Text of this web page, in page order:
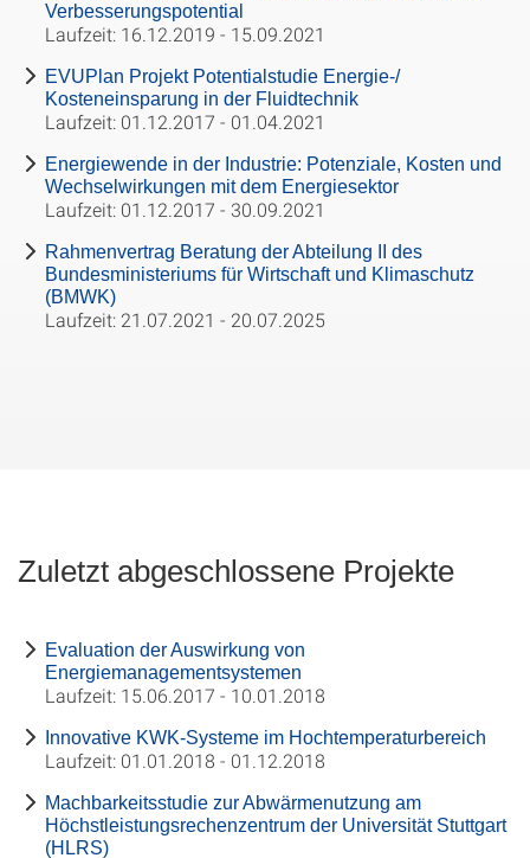
Verbesserungspotential
Laufzeit: 16.12.2019 - 15.09.2021
EVUPlan Projekt Potentialstudie Energie-/
Kosteneinsparung in der Fluidtechnik
Laufzeit: 01.12.2017 - 01.04.2021
Energiewende in der Industrie: Potenziale, Kosten und
Wechselwirkungen mit dem Energiesektor
Laufzeit: 01.12.2017 - 30.09.2021
Rahmenvertrag Beratung der Abteilung II des
Bundesministeriums für Wirtschaft und Klimaschutz
(BMWK)
Laufzeit: 21.07.2021 - 20.07.2025
Zuletzt abgeschlossene Projekte
Evaluation der Auswirkung von
Energiemanagementsystemen
Laufzeit: 15.06.2017 - 10.01.2018
Innovative KWK-Systeme im Hochtemperaturbereich
Laufzeit: 01.01.2018 - 01.12.2018
Machbarkeitsstudie zur Abwärmenutzung am
Höchstleistungsrechenzentrum der Universität Stuttgart
(HLRS)